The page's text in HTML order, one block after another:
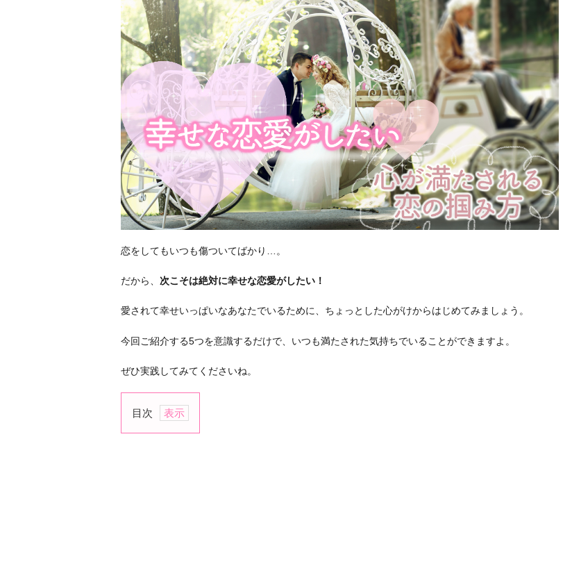
恋をしてもいつも傷ついてばかり…。
だから、 次こそは絶対に幸せな恋愛がしたい！
愛されて幸せいっぱいなあなたでいるために、ちょっとした心がけからはじめてみましょう。
今回ご紹介する5つを意識するだけで、いつも満たされた気持ちでいることができますよ。
ぜひ実践してみてくださいね。
目次
1.